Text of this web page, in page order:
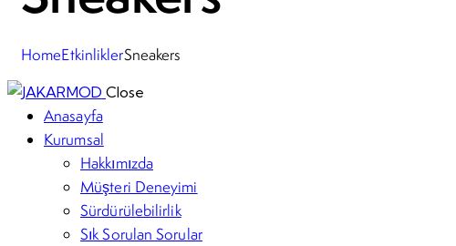
HomeEtkinliklerSneakers
Close
Anasayfa
Kurumsal
Hakkımızda
Müşteri Deneyimi
Sürdürülebilirlik
Sık Sorulan Sorular